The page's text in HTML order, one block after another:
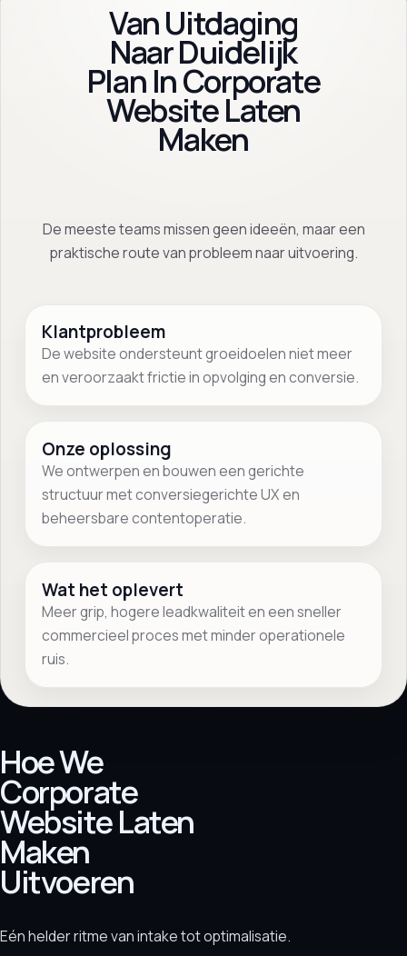
Van Uitdaging
Naar Duidelijk
Plan In Corporate
Website Laten
Maken
De meeste teams missen geen ideeën, maar een
praktische route van probleem naar uitvoering.
Klantprobleem
De website ondersteunt groeidoelen niet meer
en veroorzaakt frictie in opvolging en conversie.
Onze oplossing
We ontwerpen en bouwen een gerichte
structuur met conversiegerichte UX en
beheersbare contentoperatie.
Wat het oplevert
Meer grip, hogere leadkwaliteit en een sneller
commercieel proces met minder operationele
ruis.
Hoe We
Corporate
Website Laten
Maken
Uitvoeren
Eén helder ritme van intake tot optimalisatie.